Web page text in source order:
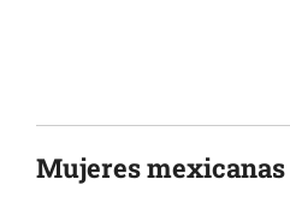
Mujeres